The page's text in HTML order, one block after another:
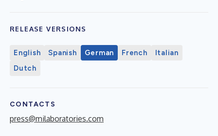
RELEASE VERSIONS
English Spanish German French
Italian
Dutch
CONTACTS
press@milaboratories.com